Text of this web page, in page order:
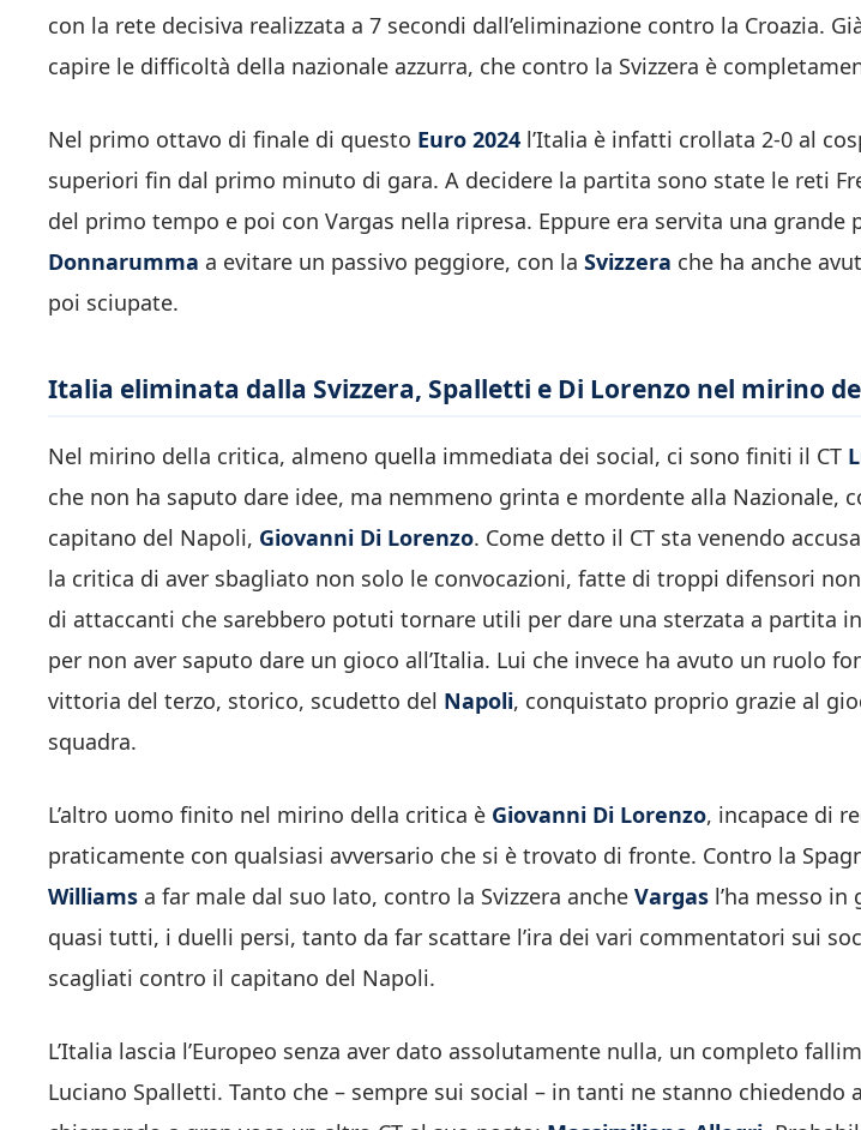
con la rete decisiva realizzata a 7 secondi dall’eliminazione contro la Croazia.
capire le difficoltà della nazionale azzurra, che contro la Svizzera è
Nel primo ottavo di finale di questo Euro 2024 l’Italia è infatti crollata 2-0 al
superiori fin dal primo minuto di gara. A decidere la partita sono state le reti
del primo tempo e poi con Vargas nella ripresa. Eppure era servita una grande
Donnarumma a evitare un passivo peggiore, con la Svizzera che ha anche
poi sciupate.
Italia eliminata dalla Svizzera, Spalletti e Di Lorenzo nel mirino
Nel mirino della critica, almeno quella immediata dei social, ci sono finiti il CT
che non ha saputo dare idee, ma nemmeno grinta e mordente alla Nazionale,
capitano del Napoli, Giovanni Di Lorenzo. Come detto il CT sta venendo
la critica di aver sbagliato non solo le convocazioni, fatte di troppi difensori
di attaccanti che sarebbero potuti tornare utili per dare una sterzata a partita
per non aver saputo dare un gioco all’Italia. Lui che invece ha avuto un ruolo
vittoria del terzo, storico, scudetto del Napoli, conquistato proprio grazie al
squadra.
L’altro uomo finito nel mirino della critica è Giovanni Di Lorenzo, incapace di
praticamente con qualsiasi avversario che si è trovato di fronte. Contro la
Williams a far male dal suo lato, contro la Svizzera anche Vargas l’ha messo in
quasi tutti, i duelli persi, tanto da far scattare l’ira dei vari commentatori sui
scagliati contro il capitano del Napoli.
L’Italia lascia l’Europeo senza aver dato assolutamente nulla, un completo
Luciano Spalletti. Tanto che – sempre sui social – in tanti ne stanno chiedendo